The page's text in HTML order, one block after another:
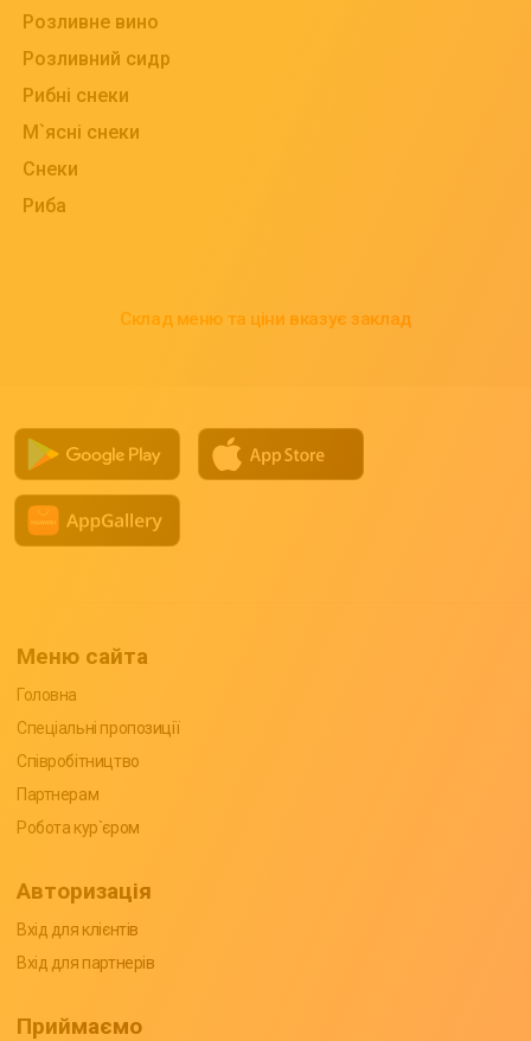
Розливне вино
Розливний сидр
Рибні снеки
М`ясні снеки
Снеки
Риба
Склад меню та ціни вказує заклад
Меню сайта
Головна
Спеціальні пропозиції
Співробітництво
Партнерам
Робота кур`єром
Авторизація
Вхід для клієнтів
Вхід для партнерів
Приймаємо